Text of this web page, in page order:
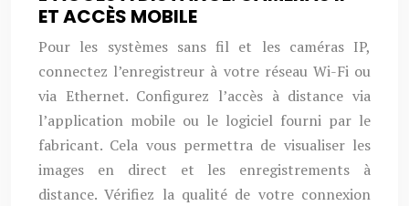
ET ACCÈS MOBILE
Pour les systèmes sans fil et les caméras IP,
connectez l’enregistreur à votre réseau Wi-Fi ou
via Ethernet. Configurez l’accès à distance via
l’application mobile ou le logiciel fourni par le
fabricant. Cela vous permettra de visualiser les
images en direct et les enregistrements à
distance. Vérifiez la qualité de votre connexion